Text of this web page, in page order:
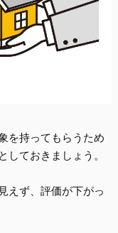
を持ってもらうため
しておきましょう 。
えず、評価が下がっ